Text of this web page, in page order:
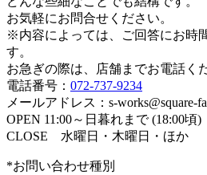
お気軽にお問合せください。
※内容によっては、ご回答にお時
す。
お急ぎの際は、店舗までお電話く
電話番号： 072-737-9234
メールアドレス：s-works@square-
OPEN 11:00～日暮れまで (18:00頃)
CLOSE 水曜日・木曜日・ほか
*お問い合わせ種別